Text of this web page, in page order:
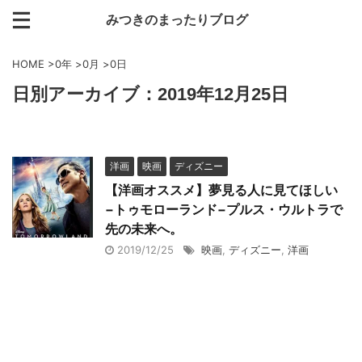
みつきのまったりブログ
HOME >0年 >0月 >0日
日別アーカイブ：2019年12月25日
洋画 映画 ディズニー
【洋画オススメ】夢見る人に見てほしい
−トゥモローランド−プルス・ウルトラで
先の未来へ。
2019/12/25 映画 ディズニー 洋画